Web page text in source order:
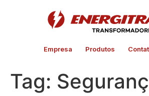
Empresa Produtos
Tag: